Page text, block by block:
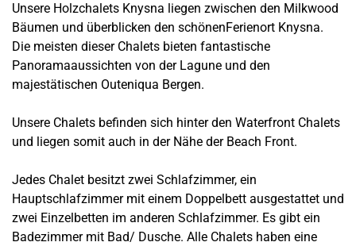
Unsere Holzchalets Knysna liegen zwischen den Milkwood
Bäumen und überblicken den schönenFerienort Knysna.
Die meisten dieser Chalets bieten fantastische
Panoramaaussichten von der Lagune und den
majestätischen Outeniqua Bergen.
Unsere Chalets befinden sich hinter den Waterfront Chalets
und liegen somit auch in der Nähe der Beach Front.
Jedes Chalet besitzt zwei Schlafzimmer, ein
Hauptschlafzimmer mit einem Doppelbett ausgestattet und
zwei Einzelbetten im anderen Schlafzimmer. Es gibt ein
Badezimmer mit Bad/ Dusche. Alle Chalets haben eine